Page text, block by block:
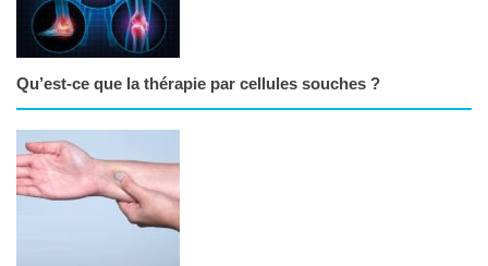
Qu’est-ce que la thérapie par cellules souches ?